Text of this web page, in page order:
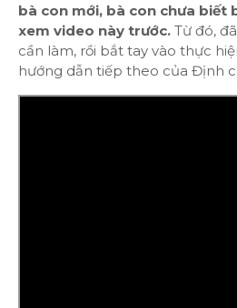
bà con mới, bà con chưa biết
xem video này trước. Từ đó,
cần làm, rồi bắt tay vào thực
hướng dẫn tiếp theo của Định